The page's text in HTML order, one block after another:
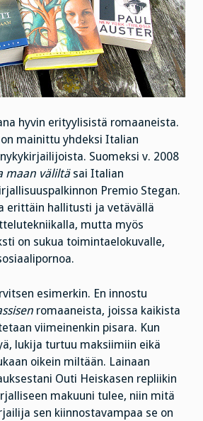
hyvin erityylisistä romaaneista.
mainittu yhdeksi Italian
Suomeksi v. 2008
maan väliltäsai Italian
Premio Stegan.
erittäin hallitusti ja vetävällä
mutta myös
on sukua toimintaelokuvalle,
esimerkin. En innostu
romaaneista, joissa kaikista
viimeinenkin pisara. Kun
lukija turtuu maksiimiin eikä
oikein miltään. Lainaan
Outi Heiskasen repliikin
makuuni tulee, niin mitä
sen kiinnostavampaa se on